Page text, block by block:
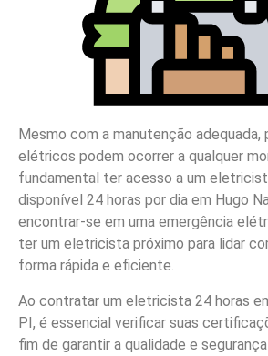
Mesmo com a manutenção adequada,
elétricos podem ocorrer a qualquer
fundamental ter acesso a um
disponível 24 horas por dia em Hugo
encontrar-se em uma emergência
ter um eletricista próximo para lidar
forma rápida e eficiente.
Ao contratar um eletricista 24 horas
PI, é essencial verificar suas
fim de garantir a qualidade e